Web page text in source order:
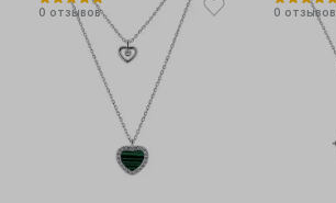
0 отзывов 0 отзывов